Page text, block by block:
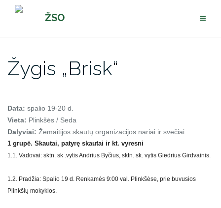
Pereiti
ŽSO
Žygis „Brisk“
Data: spalio 19-20 d.
Vieta: Plinkšės / Seda
Dalyviai: Žemaitijos skautų organizacijos nariai ir svečiai
1 grupė. Skautai, patyrę skautai ir kt. vyresni
1.1. Vadovai: sktn. sk .vytis Andrius Byčius, sktn. sk. vytis Giedrius Girdvainis.
1.2. Pradžia: Spalio 19 d. Renkamės 9:00 val. Plinkšėse, prie buvusios
Plinkšių mokyklos.